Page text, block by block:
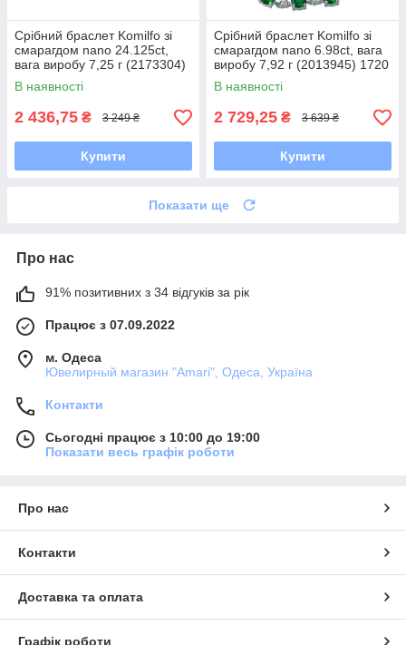
Срібний браслет Komilfo зі
смарагдом nano 24.125ct,
вага виробу 7,25 г (2173304)
1720 розмір
В наявності
2 436,75 ₴ 3 249 ₴
Купити
Срібний браслет Komilfo зі
смарагдом nano 6.98ct, вага
виробу 7,92 г (2013945) 1720
розмір
В наявності
2 729,25 ₴ 3 639 ₴
Купити
Показати ще
Про нас
91% позитивних з 34 відгуків за рік
Працює з 07.09.2022
м. Одеса
Ювелирный магазин "Amari", Одеса, Україна
Контакти
Сьогодні працює з 10:00 до 19:00
Показати весь графік роботи
Про нас
Контакти
Доставка та оплата
Графік роботи